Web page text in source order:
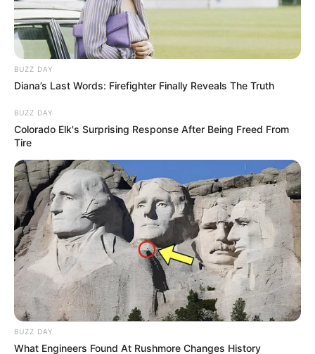
BUZZ DAY
Diana’s Last Words: Firefighter Finally Reveals The Truth
BUZZ DAY
Colorado Elk's Surprising Response After Being Freed From
Tire
BUZZ DAY
What Engineers Found At Rushmore Changes History